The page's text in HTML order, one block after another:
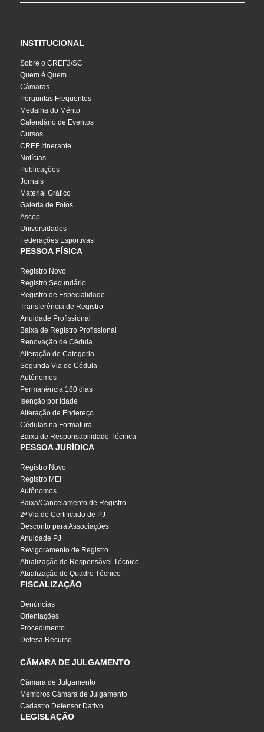
INSTITUCIONAL
Sobre o CREF3/SC
Quem é Quem
Câmaras
Perguntas Frequentes
Medalha do Mérito
Calendário de Eventos
Cursos
CREF Itinerante
Notícias
Publicações
Jornais
Material Gráfico
Galeria de Fotos
Ascop
Universidades
Federações Esportivas
PESSOA FÍSICA
Registro Novo
Registro Secundário
Registro de Especialidade
Transferência de Registro
Anuidade Profissional
Baixa de Registro Profissional
Renovação de Cédula
Alteração de Categoria
Segunda Via de Cédula
Autônomos
Permanência 180 dias
Isenção por Idade
Alteração de Endereço
Cédulas na Formatura
Baixa de Responsabilidade Técnica
PESSOA JURÍDICA
Registro Novo
Registro MEI
Autônomos
Baixa/Cancelamento de Registro
2ª Via de Certificado de PJ
Desconto para Associações
Anuidade PJ
Revigoramento de Registro
Atualização de Responsável Técnico
Atualização de Quadro Técnico
FISCALIZAÇÃO
Denúncias
Orientações
Procedimento
Defesa|Recurso
CÂMARA DE JULGAMENTO
Câmara de Julgamento
Membros Câmara de Julgamento
Cadastro Defensor Dativo
LEGISLAÇÃO